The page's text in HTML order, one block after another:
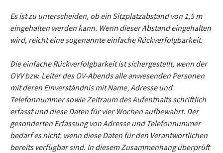
Es ist zu unterscheiden, ob ein Sitzplatzabstand von 1,5 m
eingehalten werden kann. Wenn dieser Abstand eingehalten
wird, reicht eine sogenannte einfache Rückverfolgbarkeit.
Die einfache Rückverfolgbarkeit ist sichergestellt, wenn der
OVV bzw. Leiter des OV-Abends alle anwesenden Personen
mit deren Einverständnis mit Name, Adresse und
Telefonnummer sowie Zeitraum des Aufenthalts schriftlich
erfasst und diese Daten für vier Wochen aufbewahrt. Der
gesonderten Erfassung von Adresse und Telefonnummer
bedarf es nicht, wenn diese Daten für den Verantwortlichen
bereits verfügbar sind. In diesem Zusammenhang überprüft